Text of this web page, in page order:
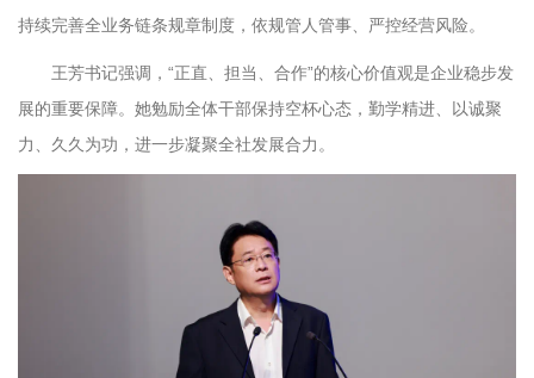
持续完善全业务链条规章制度，依规管人管事、严控经营风险。
王芳书记强调，“正直、担当、合作”的核心价值观是企业稳步发
展的重要保障。她勉励全体干部保持空杯心态，勤学精进、以诚聚
力、久久为功，进一步凝聚全社发展合力。